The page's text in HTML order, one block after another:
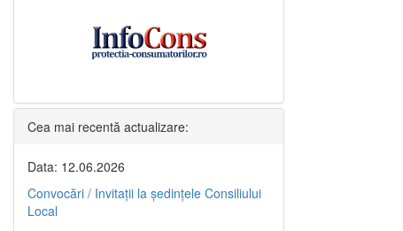
Cea mai recentă actualizare:
Data: 12.06.2026
Convocări / Invitaţii la şedinţele Consiliului
Local